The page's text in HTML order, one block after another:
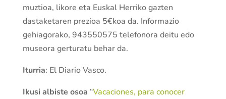
muztioa, likore eta Euskal Herriko gazten
dastaketaren prezioa 5€koa da. Informazio
gehiagorako, 943550575 telefonora deitu edo
museora gerturatu behar da.
Iturria: El Diario Vasco.
Ikusi albiste osoa “Vacaciones, para conocer